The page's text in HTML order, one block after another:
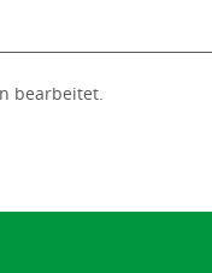
bearbeitet.